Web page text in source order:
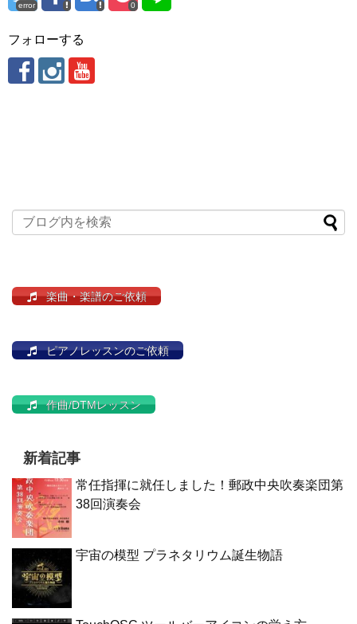
error 0
フォローする
楽曲・楽譜のご依頼
ピアノレッスンのご依頼
作曲/DTMレッスン
新着記事
常任指揮に就任しました！郵政中央吹奏楽団第
38回演奏会
宇宙の模型 プラネタリウム誕生物語